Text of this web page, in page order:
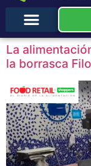
La
la borrasca